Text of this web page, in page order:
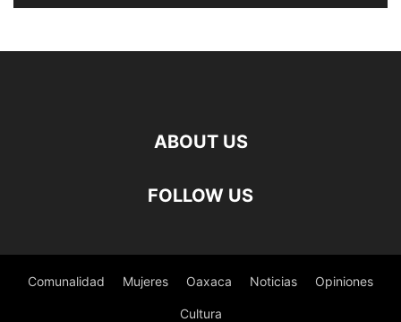
ABOUT US
FOLLOW US
Comunalidad Mujeres Oaxaca Noticias Opiniones
Cultura